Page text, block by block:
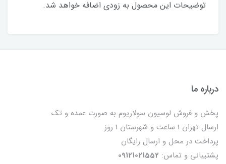
توضیحات این محصول به زودی اضافه خواهد شد.
درباره ما
پخش و فروش لوسیون سولاریوم به صورت عمده و تک
ارسال تهران 1 ساعت و شهرستان 1 روز
پرداخت در محل و ارسال رایگان
پشتیبانی و تماس: 09121021552